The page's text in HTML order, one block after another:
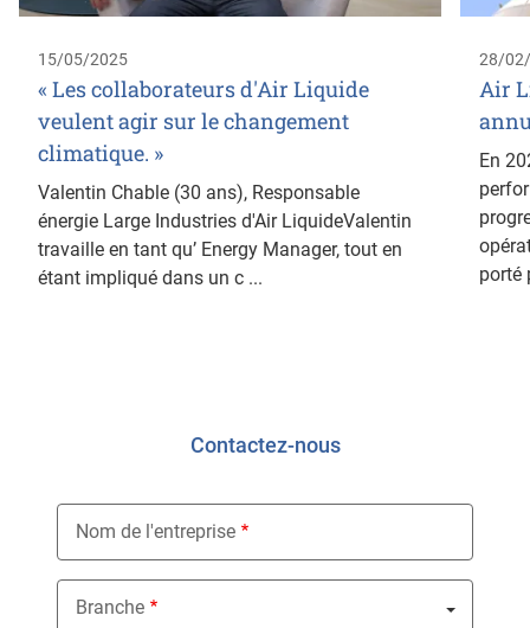
15/05/2025
« Les collaborateurs d'Air Liquide
veulent agir sur le changement
climatique. »
Valentin Chable (30 ans), Responsable
énergie Large Industries d'Air LiquideValentin
travaille en tant qu’ Energy Manager, tout en
étant impliqué dans un c ...
28/
Air
En
porté
Contactez-nous
Nom de l'entreprise
Branche
Nothing selected